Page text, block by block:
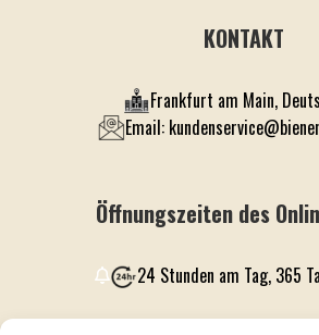
KONTAKT
Frankfurt am Main,
Email:
Öffnungszeiten des
24 Stunden am Tag, 365